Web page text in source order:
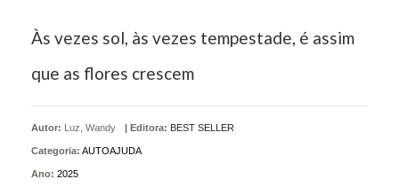
Às vezes sol, às vezes tempestade, é assim
que as flores crescem
Autor: Luz, Wandy Editora: BEST SELLER
Categoria: AUTOAJUDA
Ano: 2025